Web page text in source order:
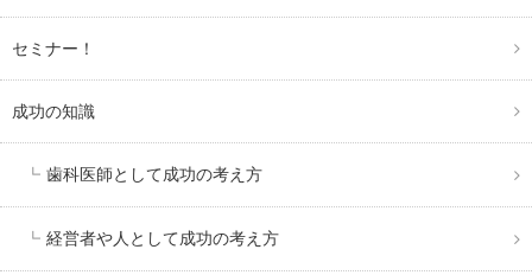
セミナー！
成功の知識
歯科医師として成功の考え方
経営者や人として成功の考え方